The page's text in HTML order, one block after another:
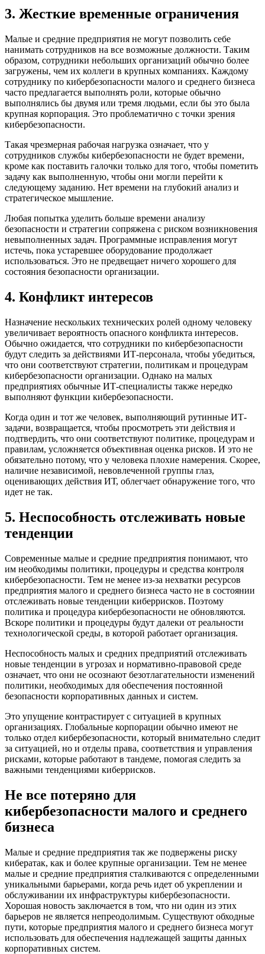
3. Жесткие временные ограничения
Малые и средние предприятия не могут позволить себе
нанимать сотрудников на все возможные должности. Таким
образом, сотрудники небольших организаций обычно более
загружены, чем их коллеги в крупных компаниях. Каждому
сотруднику по кибербезопасности малого и среднего бизнеса
часто предлагается выполнять роли, которые обычно
выполнялись бы двумя или тремя людьми, если бы это была
крупная корпорация. Это проблематично с точки зрения
кибербезопасности.
Такая чрезмерная рабочая нагрузка означает, что у
сотрудников службы кибербезопасности не будет времени,
кроме как поставить галочки только для того, чтобы пометить
задачу как выполненную, чтобы они могли перейти к
следующему заданию. Нет времени на глубокий анализ и
стратегическое мышление.
Любая попытка уделить больше времени анализу
безопасности и стратегии сопряжена с риском возникновения
невыполненных задач. Программные исправления могут
истечь, пока устаревшее оборудование продолжает
использоваться. Это не предвещает ничего хорошего для
состояния безопасности организации.
4. Конфликт интересов
Назначение нескольких технических ролей одному человеку
увеличивает вероятность опасного конфликта интересов.
Обычно ожидается, что сотрудники по кибербезопасности
будут следить за действиями ИТ-персонала, чтобы убедиться,
что они соответствуют стратегии, политикам и процедурам
кибербезопасности организации. Однако на малых
предприятиях обычные ИТ-специалисты также нередко
выполняют функции кибербезопасности.
Когда один и тот же человек, выполняющий рутинные ИТ-
задачи, возвращается, чтобы просмотреть эти действия и
подтвердить, что они соответствуют политике, процедурам и
правилам, усложняется объективная оценка рисков. И это не
обязательно потому, что у человека плохие намерения. Скорее,
наличие независимой, невовлеченной группы глаз,
оценивающих действия ИТ, облегчает обнаружение того, что
идет не так.
5. Неспособность отслеживать новые
тенденции
Современные малые и средние предприятия понимают, что
им необходимы политики, процедуры и средства контроля
кибербезопасности. Тем не менее из-за нехватки ресурсов
предприятия малого и среднего бизнеса часто не в состоянии
отслеживать новые тенденции киберрисков. Поэтому
политика и процедура кибербезопасности не обновляются.
Вскоре политики и процедуры будут далеки от реальности
технологической среды, в которой работает организация.
Неспособность малых и средних предприятий отслеживать
новые тенденции в угрозах и нормативно-правовой среде
означает, что они не осознают безотлагательности изменений
политики, необходимых для обеспечения постоянной
безопасности корпоративных данных и систем.
Это упущение контрастирует с ситуацией в крупных
организациях. Глобальные корпорации обычно имеют не
только отдел кибербезопасности, который внимательно следит
за ситуацией, но и отделы права, соответствия и управления
рисками, которые работают в тандеме, помогая следить за
важными тенденциями киберрисков.
Не все потеряно для
кибербезопасности малого и среднего
бизнеса
Малые и средние предприятия так же подвержены риску
кибератак, как и более крупные организации. Тем не менее
малые и средние предприятия сталкиваются с определенными
уникальными барьерами, когда речь идет об укреплении и
обслуживании их инфраструктуры кибербезопасности.
Хорошая новость заключается в том, что ни один из этих
барьеров не является непреодолимым. Существуют обходные
пути, которые предприятия малого и среднего бизнеса могут
использовать для обеспечения надлежащей защиты данных
корпоративных систем.